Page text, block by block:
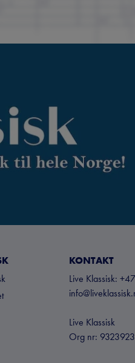
KONTAKT
Live Klassisk:
Live Klassisk
Org nr: